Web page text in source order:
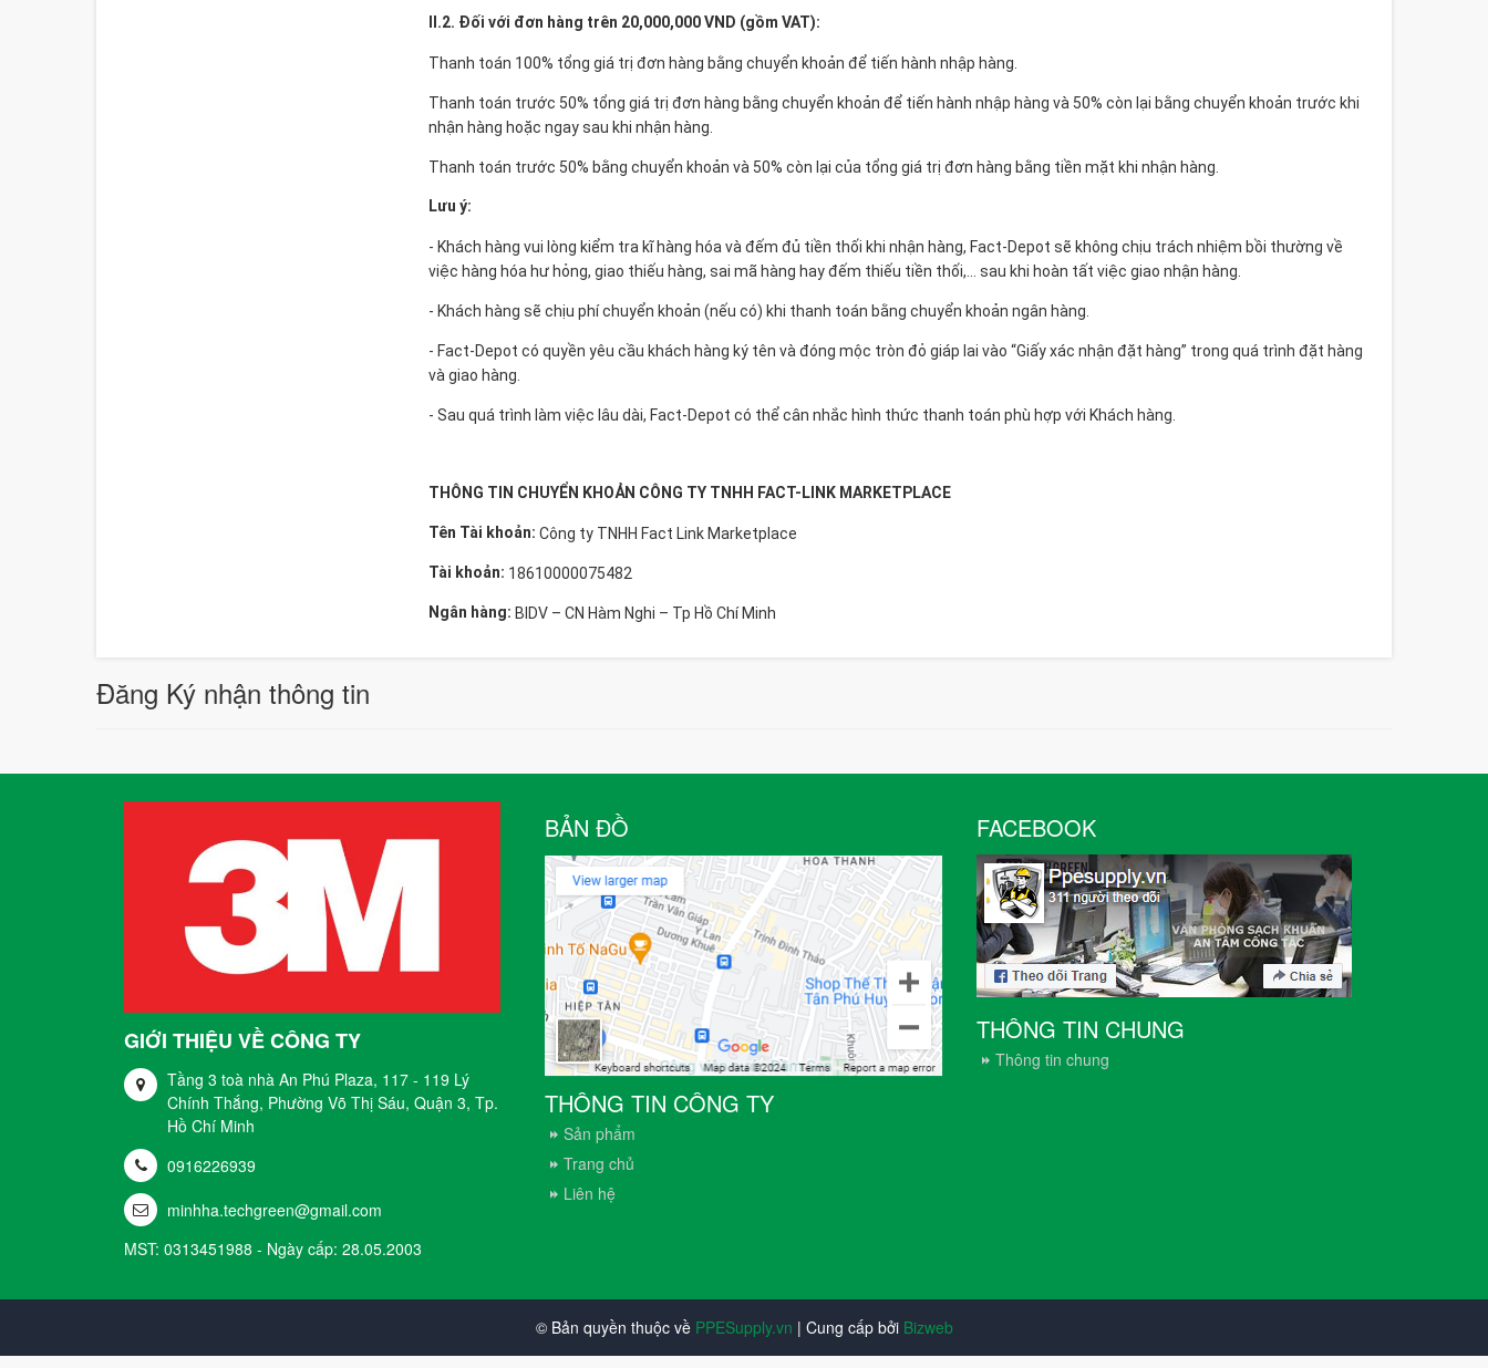
II.2. Đối với đơn hàng trên 20,000,000 VND (gồm VAT):
Thanh toán 100% tổng giá trị đơn hàng bằng chuyển khoản để tiến hành nhập hàng.
Thanh toán trước 50% tổng giá trị đơn hàng bằng chuyển khoản để tiến hành nhập hàng và 50% còn lại bằng chuyển khoản trước khi
nhận hàng hoặc ngay sau khi nhận hàng.
Thanh toán trước 50% bằng chuyển khoản và 50% còn lại của tổng giá trị đơn hàng bằng tiền mặt khi nhận hàng.
Lưu ý:
- Khách hàng vui lòng kiểm tra kĩ hàng hóa và đếm đủ tiền thối khi nhận hàng, Fact-Depot sẽ không chịu trách nhiệm bồi thường về
việc hàng hóa hư hỏng, giao thiếu hàng, sai mã hàng hay đếm thiếu tiền thối,... sau khi hoàn tất việc giao nhận hàng.
- Khách hàng sẽ chịu phí chuyển khoản (nếu có) khi thanh toán bằng chuyển khoản ngân hàng.
- Fact-Depot có quyền yêu cầu khách hàng ký tên và đóng mộc tròn đỏ giáp lai vào “Giấy xác nhận đặt hàng” trong quá trình đặt hàng
và giao hàng.
- Sau quá trình làm việc lâu dài, Fact-Depot có thể cân nhắc hình thức thanh toán phù hợp với Khách hàng.
THÔNG TIN CHUYỂN KHOẢN CÔNG TY TNHH FACT-LINK MARKETPLACE
Tên Tài khoản: Công ty TNHH Fact Link Marketplace
Tài khoản: 18610000075482
Ngân hàng: BIDV – CN Hàm Nghi – Tp Hồ Chí Minh
Đăng Ký nhận thông tin
GIỚI THIỆU VỀ CÔNG TY
Tầng 3 toà nhà An Phú Plaza, 117 - 119 Lý
Chính Thắng, Phường Võ Thị Sáu, Quận 3, Tp.
Hồ Chí Minh
0916226939
minhha.techgreen@gmail.com
MST: 0313451988 - Ngày cấp: 28.05.2003
BẢN ĐỒ
THÔNG TIN CÔNG TY
Sản phẩm
Trang chủ
Liên hệ
FACEBOOK
THÔNG TIN CHUNG
Thông tin chung
© Bản quyền thuộc về PPESupply.vn | Cung cấp bởi Bizweb